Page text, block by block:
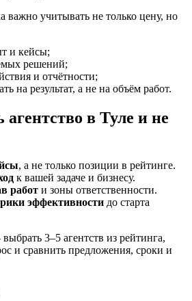
важно учитывать не только цену, но
и кейсы;
решений;
и отчётности;
на результат, а не на объём работ.
в Туле и не
, а не только позиции в рейтинге.
к вашей задаче и бизнесу.
работ и зоны ответственности.
эффективности до старта
3–5 агентств из рейтинга,
и сравнить предложения, сроки и